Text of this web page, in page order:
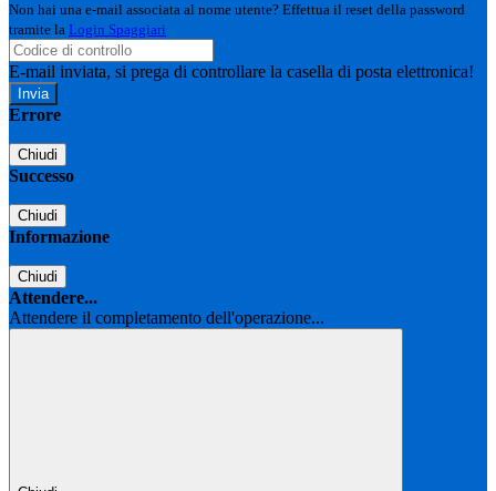
Non hai una e-mail associata al nome utente? Effettua il reset della password
tramite la Login Spaggiari
E-mail inviata, si prega di controllare la casella di posta elettronica!
Errore
Chiudi
Successo
Chiudi
Informazione
Chiudi
Attendere...
Attendere il completamento dell'operazione...